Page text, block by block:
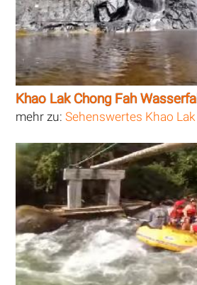
Khao Lak Chong Fah Wasserfall
mehr zu:Sehenswertes Khao Lak